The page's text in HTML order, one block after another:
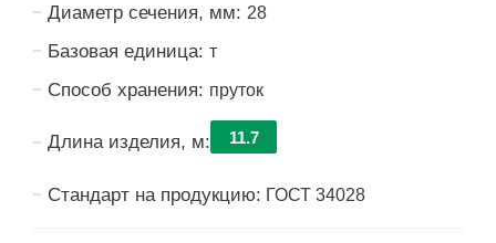
Диаметр сечения, мм: 28
Базовая единица: т
Способ хранения: пруток
Длина изделия, м: 11.7
Стандарт на продукцию: ГОСТ 34028